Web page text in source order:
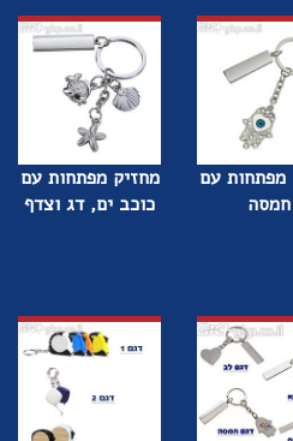
מפתחות עם
חמסה
מחזיק מפתחות עם
כוכב ים, דג וצדף